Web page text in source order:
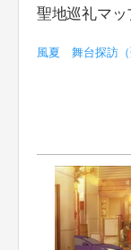
聖地巡礼マ
風夏 舞台探訪（